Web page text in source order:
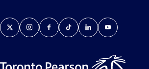
TwitterInstagramFacebook
TikTokLinkedInYouTube